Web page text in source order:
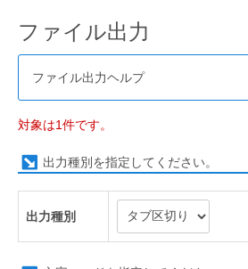
ファイル出力
ファイル出力ヘルプ
対象は1件です。
出力種別を指定してください。
出力種別